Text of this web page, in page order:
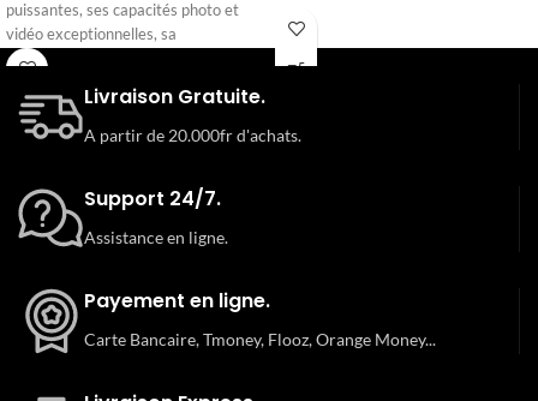
puissantes, ses capacités photo et
vidéo exceptionnelles, sa
compatibilité 5G et sa robustesse. Il
recherchent un smartphone
polyvalent, performant et capable de
offrant une expérience fluide et
intuitive grâce à iOS
Livraison Gratuite.
A partir de 20.000fr d'achats.
Support 24/7.
Assistance en ligne.
Payement en ligne.
Carte Bancaire, Tmoney, Flooz, Orange Money...